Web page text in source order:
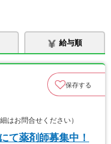
給与順
保存する
お問合せください）
て薬剤師募集中！